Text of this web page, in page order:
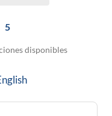
5
disponibles